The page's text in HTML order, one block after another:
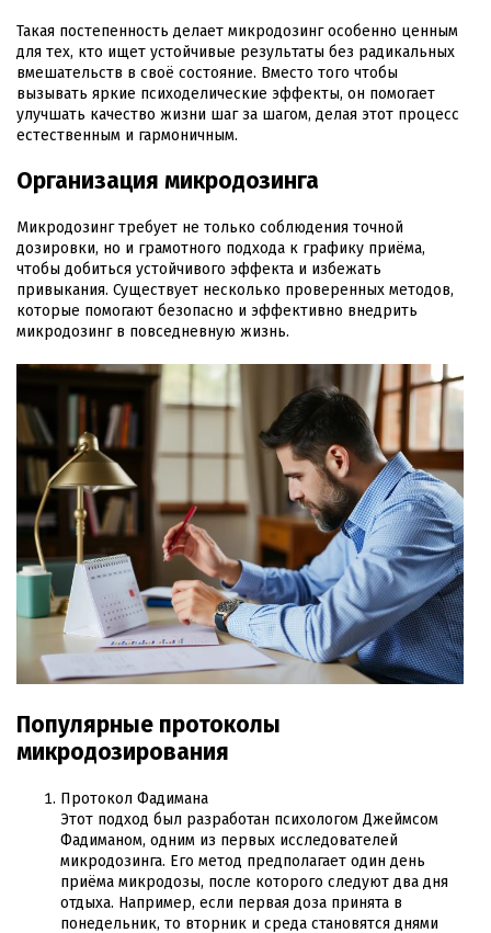
Такая постепенность делает микродозинг особенно ценным
для тех, кто ищет устойчивые результаты без радикальных
вмешательств в своё состояние. Вместо того чтобы
вызывать яркие психоделические эффекты, он помогает
улучшать качество жизни шаг за шагом, делая этот процесс
естественным и гармоничным.
Организация микродозинга
Микродозинг требует не только соблюдения точной
дозировки, но и грамотного подхода к графику приёма,
чтобы добиться устойчивого эффекта и избежать
привыкания. Существует несколько проверенных методов,
которые помогают безопасно и эффективно внедрить
микродозинг в повседневную жизнь.
Популярные протоколы
микродозирования
Протокол Фадимана
Этот подход был разработан психологом Джеймсом
Фадиманом, одним из первых исследователей
микродозинга. Его метод предполагает один день
приёма микродозы, после которого следуют два дня
отдыха. Например, если первая доза принята в
понедельник, то вторник и среда становятся днями